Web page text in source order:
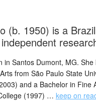
(b. 1950) is a
in Santos Dumont, MG. She
from São Paulo State
and a Bachelor in Fine
(1997) … keep on